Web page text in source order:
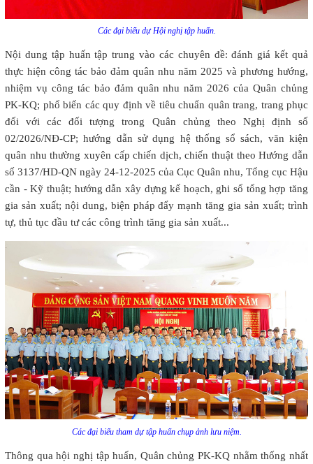
Các đại biểu dự Hội nghị tập huấn.
Nội dung tập huấn tập trung vào các chuyên đề: đánh giá kết quả
thực hiện công tác bảo đảm quân nhu năm 2025 và phương hướng,
nhiệm vụ công tác bảo đảm quân nhu năm 2026 của Quân chủng
PK-KQ; phổ biến các quy định về tiêu chuẩn quân trang, trang phục
đối với các đối tượng trong Quân chủng theo Nghị định số
02/2026/NĐ-CP; hướng dẫn sử dụng hệ thống sổ sách, văn kiện
quân nhu thường xuyên cấp chiến dịch, chiến thuật theo Hướng dẫn
số 3137/HD-QN ngày 24-12-2025 của Cục Quân nhu, Tổng cục Hậu
cần - Kỹ thuật; hướng dẫn xây dựng kế hoạch, ghi sổ tổng hợp tăng
gia sản xuất; nội dung, biện pháp đẩy mạnh tăng gia sản xuất; trình
tự, thủ tục đầu tư các công trình tăng gia sản xuất...
Các đại biểu tham dự tập huấn chụp ảnh lưu niệm.
Thông qua hội nghị tập huấn, Quân chủng PK-KQ nhằm thống nhất